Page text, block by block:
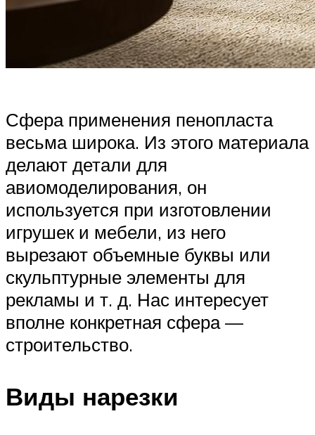
Сфера применения пенопласта
весьма широка. Из этого материала
делают детали для
авиомоделирования, он
используется при изготовлении
игрушек и мебели, из него
вырезают объемные буквы или
скульптурные элементы для
рекламы и т. д. Нас интересует
вполне конкретная сфера —
строительство.
Виды нарезки